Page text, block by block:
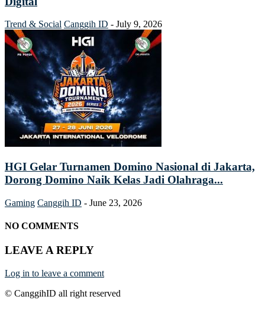
Trend & Social Canggih ID - July 9, 2026
HGI Gelar Turnamen Domino Nasional di Jakarta,
Dorong Domino Naik Kelas Jadi Olahraga...
Gaming Canggih ID - June 23, 2026
NO COMMENTS
LEAVE A REPLY
Log in to leave a comment
© CanggihID all right reserved